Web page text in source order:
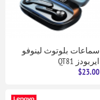
سماعات بلوتوث لينوفو
ايربودز QT81
$23.00